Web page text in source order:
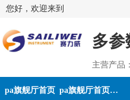
您好，欢迎来到
多参
主营产品
pa旗舰厅首页 pa旗舰厅首页的介绍